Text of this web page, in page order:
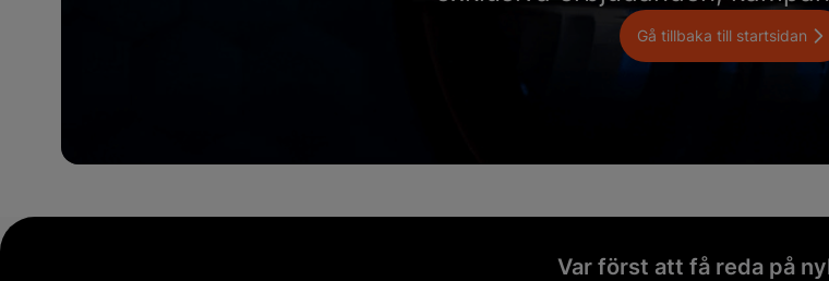
Gå tillbaka till startsidan
Var först att få reda på